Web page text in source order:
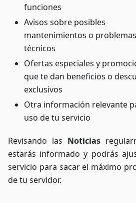
funciones
Avisos sobre posibles
mantenimientos o problemas
técnicos
Ofertas especiales y
que te dan beneficios o
exclusivos
Otra información relevante
uso de tu servicio
Revisando las Noticias
estarás informado y podrás
servicio para sacar el máximo
de tu servidor.